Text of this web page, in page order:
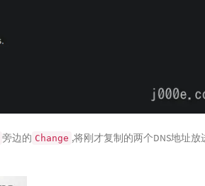
旁边的 Change ,将刚才复制的两个DNS地址放